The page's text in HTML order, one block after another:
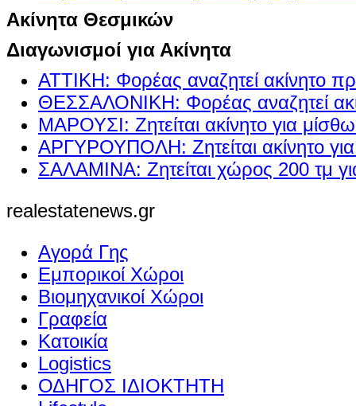
Ακίνητα Θεσμικών
Διαγωνισμοί για Ακίνητα
ΑΤΤΙΚΗ: Φορέας αναζητεί ακίνητο
ΘΕΣΣΑΛΟΝΙΚΗ: Φορέας αναζητεί
ΜΑΡΟΥΣΙ: Ζητείται ακίνητο για
ΑΡΓΥΡΟΥΠΟΛΗ: Ζητείται ακίνητο
ΣΑΛΑΜΙΝΑ: Ζητείται χώρος 200 τμ
realestatenews.gr
Αγορά Γης
Εμπορικοί Χώροι
Βιομηχανικοί Χώροι
Γραφεία
Κατοικία
Logistics
ΟΔΗΓΟΣ ΙΔΙΟΚΤΗΤΗ